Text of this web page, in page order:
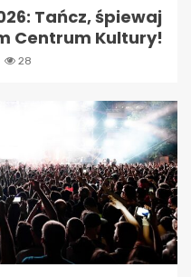
Tańcz, śpiewaj
Centrum Kultury!
28